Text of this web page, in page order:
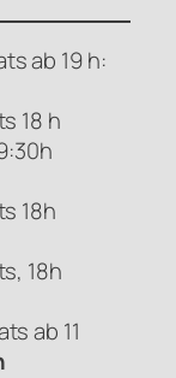
ab 19 h:
18 h
18h
18h
ab 11